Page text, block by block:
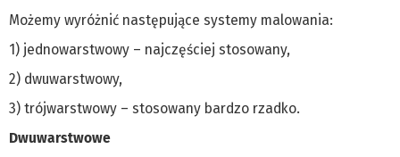
Możemy wyróżnić następujące systemy malowania:
1) jednowarstwowy – najczęściej stosowany,
2) dwuwarstwowy,
3) trójwarstwowy – stosowany bardzo rzadko.
Dwuwarstwowe